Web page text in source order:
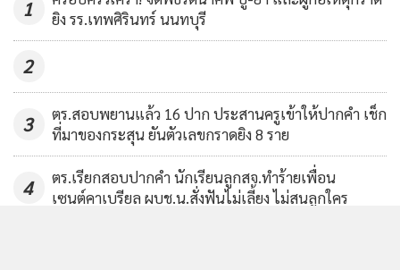
1
ยิง รร.เทพศิรินทร์ นนทบุรี
2
3
ตร.สอบพยานแล้ว 16 ปาก ประสานครูเข้าให้ปากคำ เช็ก
ที่มาของกระสุน ยันตัวเลขกราดยิง 8 ราย
4
ตร.เรียกสอบปากคำ นักเรียนลูกสจ.ทำร้ายเพื่อน
เซนต์คาเบรียล ผบช.น.สั่งฟันไม่เลี้ยง ไม่สนลูกใคร
รับทราบ